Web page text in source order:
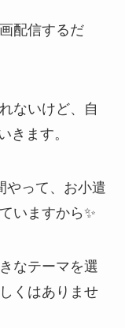
配信するだ
ないけど、自
きます。
やって、お小遣
いますから✨
なテーマを選
くはありませ